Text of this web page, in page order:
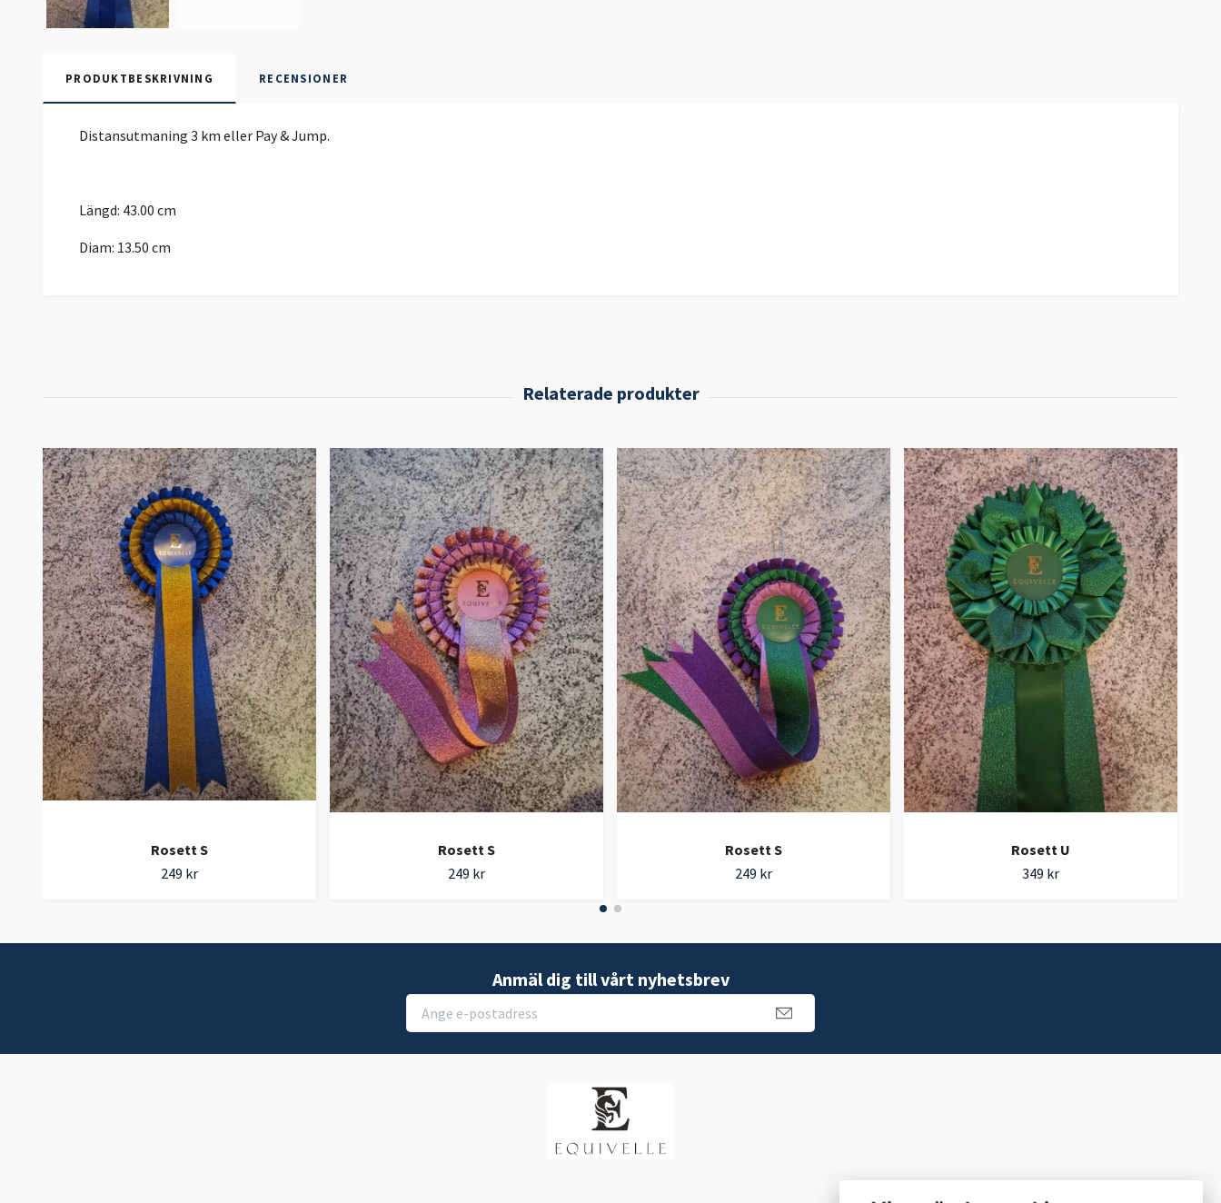
PRODUKTBESKRIVNING RECENSIONER
Distansutmaning 3 km eller Pay & Jump.
Längd: 43.00 cm
Diam: 13.50 cm
Rosett S
249 kr
Rosett S
249 kr
Rosett S
249 kr
Rosett U
349 kr
Anmäl dig till vårt nyhetsbrev